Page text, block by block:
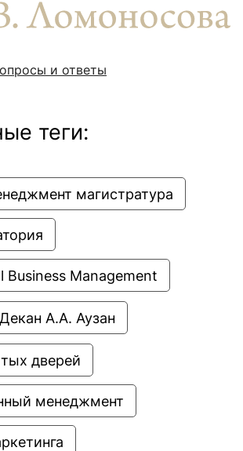
и ответы
теги:
магистратура
Business Management
Декан А.А. Аузан
дверей
менеджмент